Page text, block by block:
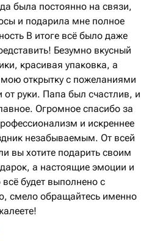
была постоянно на связи,
и подарила мне полное
В итоге всё было даже
Безумно вкусный
красивая упаковка, а
открытку с пожеланиями
от руки. Папа был счастлив, и
Огромное спасибо за
и искреннее
незабываемым. От всей
вы хотите подарить своим
а настоящие эмоции и
будет выполнено с
смело обращайтесь именно